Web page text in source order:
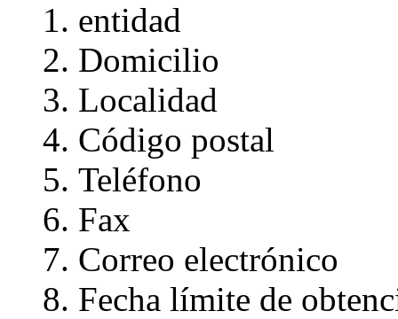
entidad
Domicilio
Localidad
Código postal
Teléfono
Fax
Correo electrónico
Fecha límite de